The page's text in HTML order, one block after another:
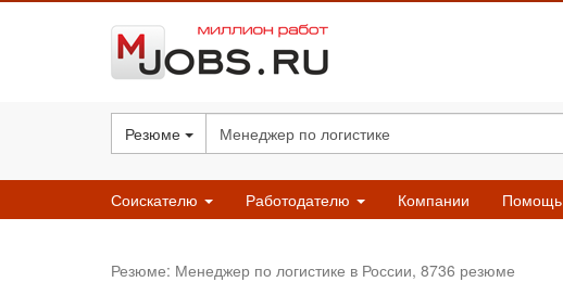
Резюме
Соискателю Работодателю Компании Помощь
Резюме: Менеджер по логистике в России, 8736 резюме